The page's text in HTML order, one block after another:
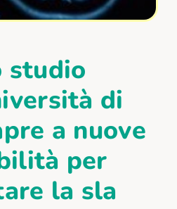
studio
di
a nuove
per
la sla